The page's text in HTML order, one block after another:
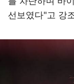
선보였다"고 강